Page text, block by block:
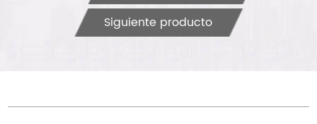
Siguiente producto